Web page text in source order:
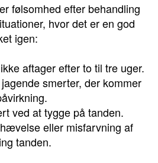
følsomhed efter behandling
hvor det er en god
igen:
aftager efter to til tre uger.
smerter, der kommer
ved at tygge på tanden.
eller misfarvning af
tanden.